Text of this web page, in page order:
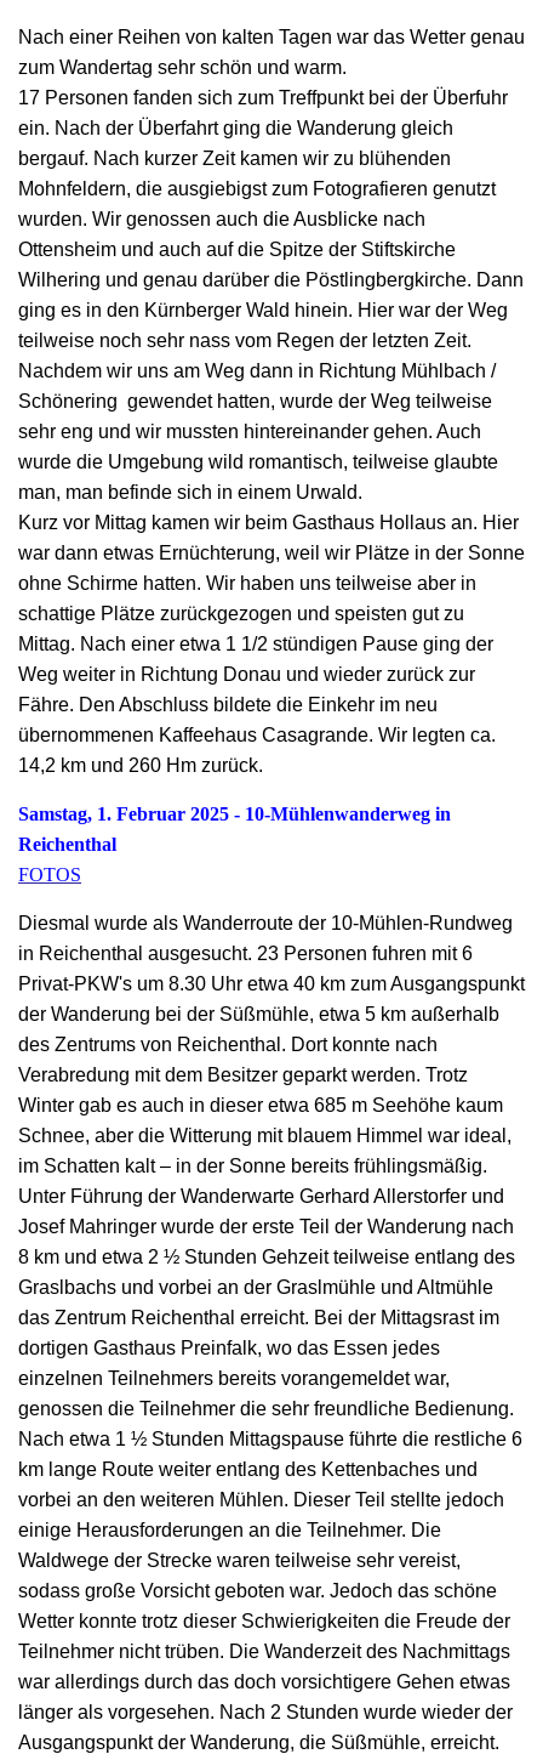
Nach einer Reihen von kalten Tagen war das Wetter genau
zum Wandertag sehr schön und warm.
17 Personen fanden sich zum Treffpunkt bei der Überfuhr
ein. Nach der Überfahrt ging die Wanderung gleich
bergauf. Nach kurzer Zeit kamen wir zu blühenden
Mohnfeldern, die ausgiebigst zum Fotografieren genutzt
wurden. Wir genossen auch die Ausblicke nach
Ottensheim und auch auf die Spitze der Stiftskirche
Wilhering und genau darüber die Pöstlingbergkirche. Dann
ging es in den Kürnberger Wald hinein. Hier war der Weg
teilweise noch sehr nass vom Regen der letzten Zeit.
Nachdem wir uns am Weg dann in Richtung Mühlbach /
Schönering gewendet hatten, wurde der Weg teilweise
sehr eng und wir mussten hintereinander gehen. Auch
wurde die Umgebung wild romantisch, teilweise glaubte
man, man befinde sich in einem Urwald.
Kurz vor Mittag kamen wir beim Gasthaus Hollaus an. Hier
war dann etwas Ernüchterung, weil wir Plätze in der Sonne
ohne Schirme hatten. Wir haben uns teilweise aber in
schattige Plätze zurückgezogen und speisten gut zu
Mittag. Nach einer etwa 1 1/2 stündigen Pause ging der
Weg weiter in Richtung Donau und wieder zurück zur
Fähre. Den Abschluss bildete die Einkehr im neu
übernommenen Kaffeehaus Casagrande. Wir legten ca.
14,2 km und 260 Hm zurück.
Samstag, 1. Februar 2025 - 10-Mühlenwanderweg in
Reichenthal
FOTOS
Diesmal wurde als Wanderroute der 10-Mühlen-Rundweg
in Reichenthal ausgesucht. 23 Personen fuhren mit 6
Privat-PKW's um 8.30 Uhr etwa 40 km zum Ausgangspunkt
der Wanderung bei der Süßmühle, etwa 5 km außerhalb
des Zentrums von Reichenthal. Dort konnte nach
Verabredung mit dem Besitzer geparkt werden. Trotz
Winter gab es auch in dieser etwa 685 m Seehöhe kaum
Schnee, aber die Witterung mit blauem Himmel war ideal,
im Schatten kalt – in der Sonne bereits frühlingsmäßig.
Unter Führung der Wanderwarte Gerhard Allerstorfer und
Josef Mahringer wurde der erste Teil der Wanderung nach
8 km und etwa 2 ½ Stunden Gehzeit teilweise entlang des
Graslbachs und vorbei an der Graslmühle und Altmühle
das Zentrum Reichenthal erreicht. Bei der Mittagsrast im
dortigen Gasthaus Preinfalk, wo das Essen jedes
einzelnen Teilnehmers bereits vorangemeldet war,
genossen die Teilnehmer die sehr freundliche Bedienung.
Nach etwa 1 ½ Stunden Mittagspause führte die restliche 6
km lange Route weiter entlang des Kettenbaches und
vorbei an den weiteren Mühlen. Dieser Teil stellte jedoch
einige Herausforderungen an die Teilnehmer. Die
Waldwege der Strecke waren teilweise sehr vereist,
sodass große Vorsicht geboten war. Jedoch das schöne
Wetter konnte trotz dieser Schwierigkeiten die Freude der
Teilnehmer nicht trüben. Die Wanderzeit des Nachmittags
war allerdings durch das doch vorsichtigere Gehen etwas
länger als vorgesehen. Nach 2 Stunden wurde wieder der
Ausgangspunkt der Wanderung, die Süßmühle, erreicht.